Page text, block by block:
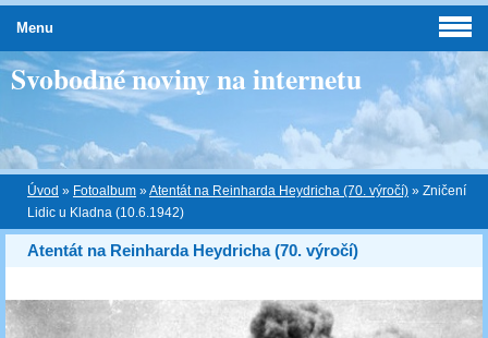
Svobodné noviny na internetu
Úvod » Fotoalbum »Atentát na Reinharda Heydricha (70. výročí) » Zničení
Lidic u Kladna (10.6.1942)
Atentát na Reinharda Heydricha (70. výročí)
Menu